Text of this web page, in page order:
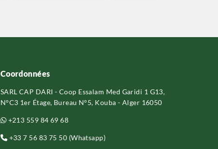
Coordonnées
SARL CAP DARI - Coop Essalam Med Garidi 1 G13,
N°C3 1er Étage, Bureau N°5, Kouba - Alger 16050
+213 559 84 69 68
+33 7 56 83 75 50 (Whatsapp)